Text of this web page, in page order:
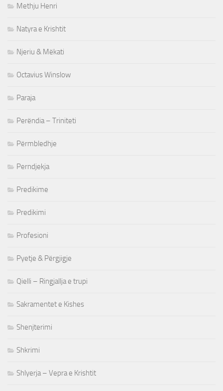
Methju Henri
Natyra e Krishtit
Njeriu & Mëkati
Octavius Winslow
Paraja
Perëndia – Triniteti
Përmbledhje
Perndjekja
Predikime
Predikimi
Profesioni
Pyetje & Përgjigje
Qielli – Ringjallja e trupi
Sakramentet e Kishes
Shenjterimi
Shkrimi
Shlyerja – Vepra e Krishtit